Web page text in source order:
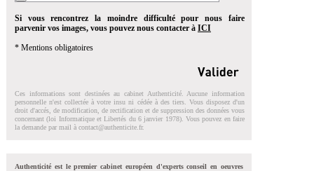
Si vous rencontrez la moindre difficulté pour nous faire
parvenir vos images, vous pouvez nous contacter à ICI
* Mentions obligatoires
Ces informations sont destinées au cabinet Authenticité. Aucune information
personnelle n'est collectée à votre insu ni cédée à des tiers. Vous disposez d'un
droit d'accés, de modification, de rectification et de suppression des données vous
concernant (loi Informatique et Libertés du 6 janvier 1978). Vous pouvez en faire
la demande par mail à contact@authenticite.fr.
Authenticité est le premier cabinet européen d'experts conseil en oeuvres